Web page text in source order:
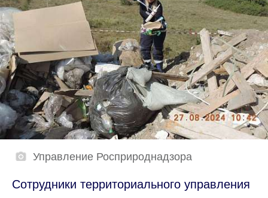
Управление Росприроднадзора
Сотрудники территориального управления